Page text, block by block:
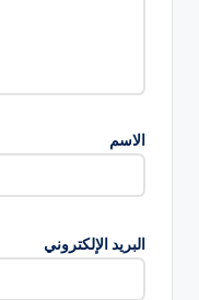
الاسم
البريد الإلكتروني